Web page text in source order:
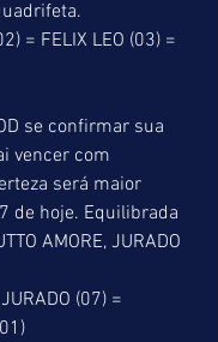
= FELIX LEO (03) =
se confirmar sua
vencer com
será maior
de hoje. Equilibrada
AMORE, JURADO
(07) =